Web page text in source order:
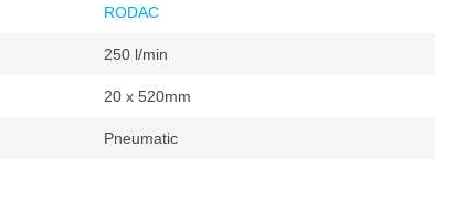
RODAC
250 l/min
20 x 520mm
Pneumatic